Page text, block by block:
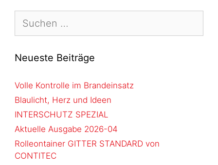
Neueste Beiträge
Volle Kontrolle im Brandeinsatz
Blaulicht, Herz und Ideen
INTERSCHUTZ SPEZIAL
Aktuelle Ausgabe 2026-04
Rolleontainer GITTER STANDARD von
CONTITEC